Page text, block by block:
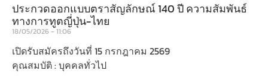
ประกวดออกแบบตราสัญลักษณ์ 140 ปี ความสัมพันธ์
ทางการทูตญี่ปุ่น-ไทย
18/05/2026 11:06
เปิดรับสมัครถึงวันที่ 15 กรกฎาคม 2569
คุณสมบัติ : บุคคลทั่วไป